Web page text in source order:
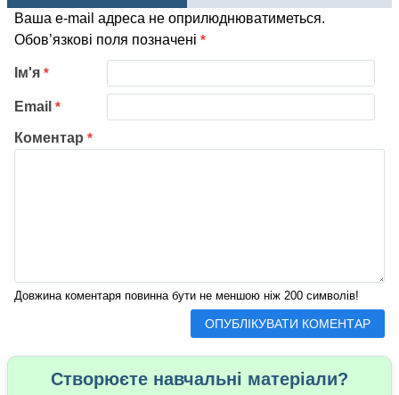
Ваша e-mail адреса не оприлюднюватиметься.
Обов’язкові поля позначені *
Коментар *
Довжина коментаря повинна бути не меншою ніж 200 символів!
Ім'я *
Email *
Створюєте навчальні матеріали?